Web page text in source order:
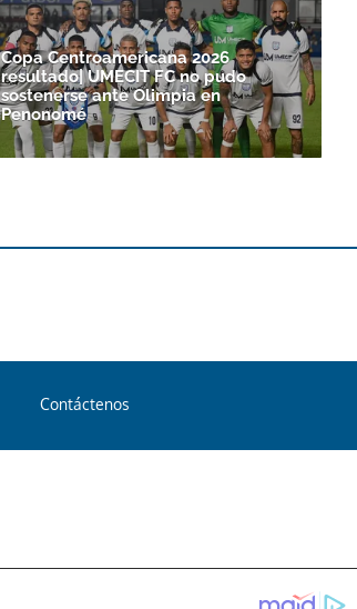
Copa Centroamericana 2026
resultado| UMECIT FC no pudo
sostenerse ante Olimpia en
Penonomé
Contáctenos